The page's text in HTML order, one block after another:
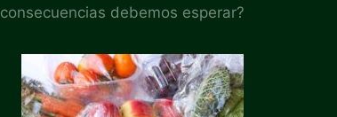
consecuencias debemos esperar?